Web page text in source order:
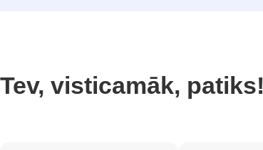
Tev, visticamāk, patiks!